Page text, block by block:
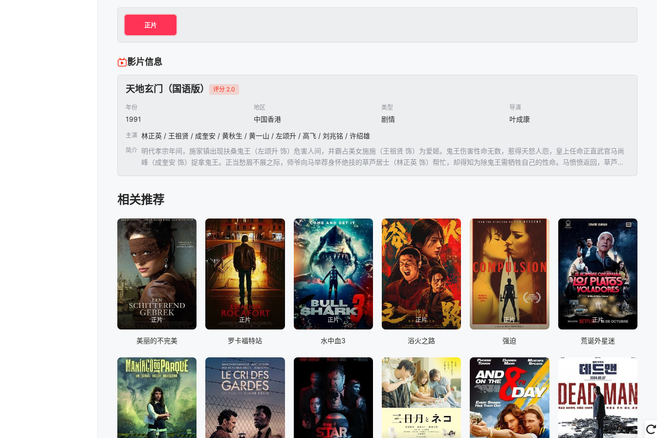
正片
影片信息
天地玄门（国语版） 评分 2.0
年份
1991
地区
中国香港
类型
剧情
导演
叶成康
主演 林正英 / 王祖贤 / 成奎安 / 黄秋生 / 黄一山 / 左颂升 / 高飞 / 刘兆铭 / 许绍雄
简介 明代孝宗年间，施家镇出现扶桑鬼王（左颂升 饰）危害人间，并霸占美女施施（王祖贤 饰）为爱姬。鬼王伤害性命无数，惹得天怒人怨，皇上任命正直武官马尚
峰（成奎安 饰）捉拿鬼王。正当愁眉不展之际，师爷向马举荐身怀绝技的草芦居士（林正英 饰）帮忙，却得知为除鬼王需牺牲自己的性命。马愤愤返回，草芦居
相关推荐
正片
美丽的不完美
正片
罗卡福特站
正片
水中血3
正片
浴火之路
正片
强迫
正片
荒诞外星迷